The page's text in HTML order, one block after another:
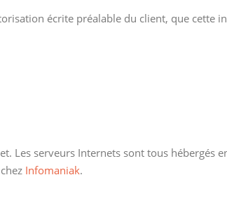
écrite préalable du client, que cette
Les serveurs Internets sont tous hébergés
Infomaniak.